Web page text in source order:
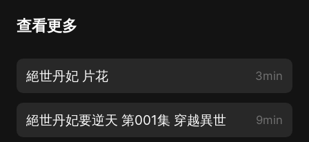
查看更多
絕世丹妃 片花 3min
絕世丹妃要逆天 第001集 穿越異世 9min